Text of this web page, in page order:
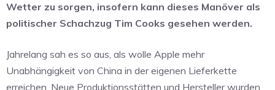
Wetter zu sorgen, insofern kann dieses Manöver als
politischer Schachzug Tim Cooks gesehen werden.
Jahrelang sah es so aus, als wolle Apple mehr
Unabhängigkeit von China in der eigenen Lieferkette
erreichen. Neue Produktionsstätten und Hersteller wurden